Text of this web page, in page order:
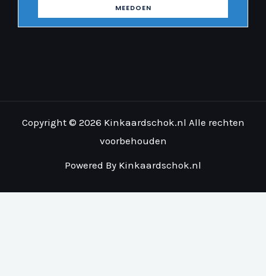
Copyright © 2026 Kinkaardschok.nl Alle rechten
voorbehouden
Powered By Kinkaardschok.nl